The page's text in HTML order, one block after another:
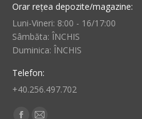
Orar rețea depozite/magazine:
Luni-Vineri: 8:00 - 16/17:00
Sâmbăta: ÎNCHIS
Duminica: ÎNCHIS
Telefon:
+40.256.497.702
Find us on: